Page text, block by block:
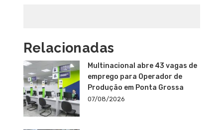
Relacionadas
Multinacional abre 43 vagas de
emprego para Operador de
Produção em Ponta Grossa
07/08/2026